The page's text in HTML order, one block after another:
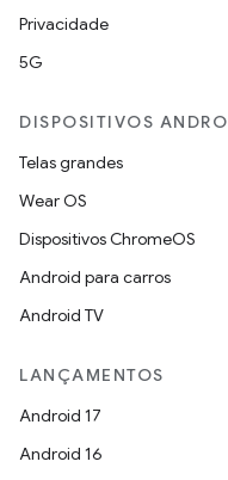
Privacidade
5G
DISPOSITIVOS
Telas grandes
Wear OS
Dispositivos ChromeOS
Android para carros
Android TV
LANÇAMENTOS
Android 17
Android 16